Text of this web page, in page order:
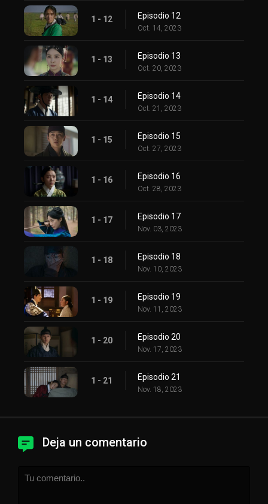
1 - 12 Episodio 12
Oct. 14, 2023
1 - 13 Episodio 13
Oct. 20, 2023
1 - 14 Episodio 14
Oct. 21, 2023
1 - 15 Episodio 15
Oct. 27, 2023
1 - 16 Episodio 16
Oct. 28, 2023
1 - 17 Episodio 17
Nov. 03, 2023
1 - 18 Episodio 18
Nov. 10, 2023
1 - 19 Episodio 19
Nov. 11, 2023
1 - 20 Episodio 20
Nov. 17, 2023
1 - 21 Episodio 21
Nov. 18, 2023
Deja un comentario